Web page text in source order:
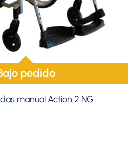
pedido
manual Action 2 NG